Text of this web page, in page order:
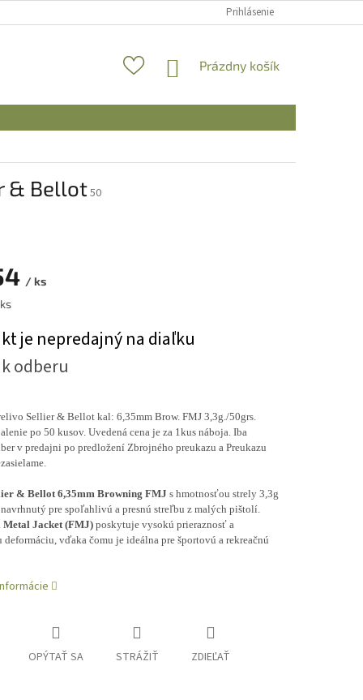
Prihlásenie
NÁKUPNÝ
Prázdny košík
& Bellot50
/ ks
je nepredajný na diaľku
odberu
Sellier & Bellot kal: 6,35mm Brow. FMJ 3,3g./50grs.
po 50 kusov. Uvedená cena je za 1kus náboja. Iba
v predajni po predložení Zbrojného preukazu a Preukazu
& Bellot 6,35mm Browning FMJ s hmotnosťou strely 3,3g
pre spoľahlivú a presnú streľbu z malých pištolí.
Jacket (FMJ)poskytuje vysokú prieraznosť a
vďaka čomu je ideálna pre športovú a rekreačnú
OPÝTAŤ SA STRÁŽIŤ ZDIEĽAŤ